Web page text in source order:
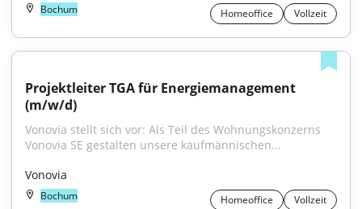
Bochum Homeoffice Vollzeit
Projektleiter TGA für Energiemanagement
(m/w/d)
Vonovia stellt sich vor: Als Teil des Wohnungskonzerns
Vonovia SE gestalten unsere kaufmännischen...
Vonovia
Bochum Homeoffice Vollzeit